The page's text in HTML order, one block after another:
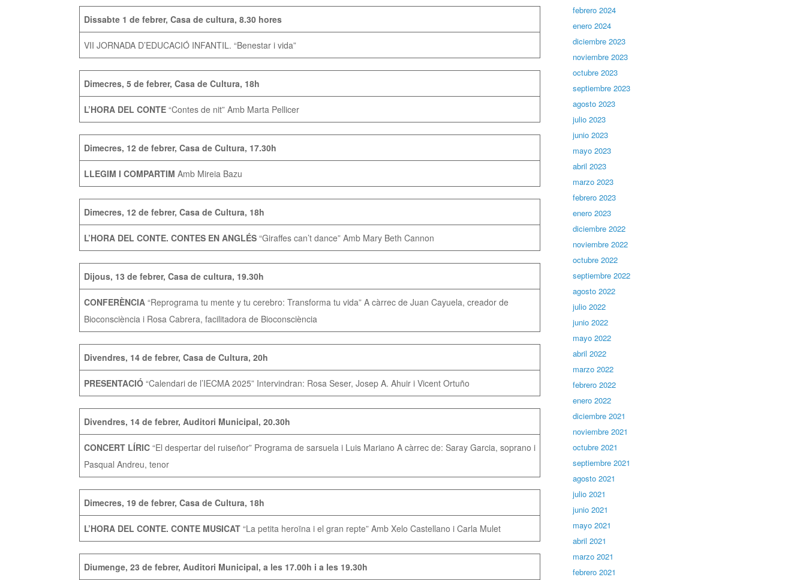
Dissabte 1 de febrer, Casa de cultura, 8.30 hores
VII JORNADA D’EDUCACIÓ INFANTIL. “Benestar i vida”
Dimecres, 5 de febrer, Casa de Cultura, 18h
L’HORA DEL CONTE “Contes de nit” Amb Marta Pellicer
Dimecres, 12 de febrer, Casa de Cultura, 17.30h
LLEGIM I COMPARTIM Amb Mireia Bazu
Dimecres, 12 de febrer, Casa de Cultura, 18h
L’HORA DEL CONTE. CONTES EN ANGLÉS “Giraffes can’t dance” Amb Mary Beth Cannon
Dijous, 13 de febrer, Casa de cultura, 19.30h
CONFERÈNCIA “Reprograma tu mente y tu cerebro: Transforma tu vida” A càrrec de Juan Cayuela, creador de
Bioconsciència i Rosa Cabrera, facilitadora de Bioconsciència
Divendres, 14 de febrer, Casa de Cultura, 20h
PRESENTACIÓ “Calendari de l’IECMA 2025” Intervindran: Rosa Seser, Josep A. Ahuir i Vicent Ortuño
Divendres, 14 de febrer, Auditori Municipal, 20.30h
CONCERT LÍRIC “El despertar del ruiseñor” Programa de sarsuela i Luis Mariano A càrrec de: Saray Garcia, soprano i
Pasqual Andreu, tenor
Dimecres, 19 de febrer, Casa de Cultura, 18h
L’HORA DEL CONTE. CONTE MUSICAT “La petita heroïna i el gran repte” Amb Xelo Castellano i Carla Mulet
Diumenge, 23 de febrer, Auditori Municipal, a les 17.00h i a les 19.30h
febrero 2024
enero 2024
diciembre 2023
noviembre 2023
octubre 2023
septiembre 2023
agosto 2023
julio 2023
junio 2023
mayo 2023
abril 2023
marzo 2023
febrero 2023
enero 2023
diciembre 2022
noviembre 2022
octubre 2022
septiembre 2022
agosto 2022
julio 2022
junio 2022
mayo 2022
abril 2022
marzo 2022
febrero 2022
enero 2022
diciembre 2021
noviembre 2021
octubre 2021
septiembre 2021
agosto 2021
julio 2021
junio 2021
mayo 2021
abril 2021
marzo 2021
febrero 2021